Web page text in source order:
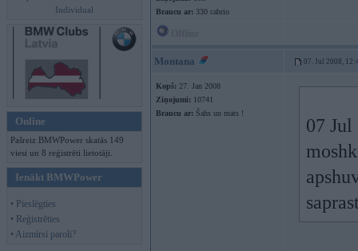
Individual
Online
Pašreiz BMWPower skatās 149
viesi un 8 reģistrēti lietotāji.
Ienākt BMWPower
• Pieslēgties
• Reģistrēties
• Aizmirsi paroli?
Braucu ar: 330 cabrio
Montana 07. Jul 2008,
Kopš: 27. Jan 2008
Ziņojumi: 10741
Braucu ar: Šahs un mats !
07